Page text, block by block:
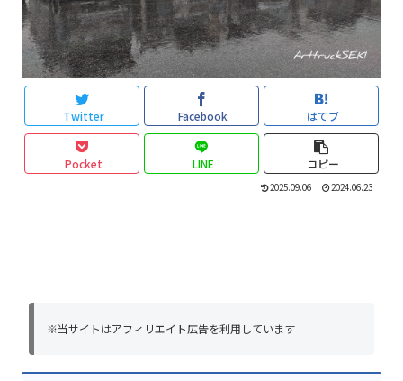
Twitter Facebook はてブ
Pocket LINE コピー
2025.09.06 2024.06.23
※当サイトはアフィリエイト広告を利用しています